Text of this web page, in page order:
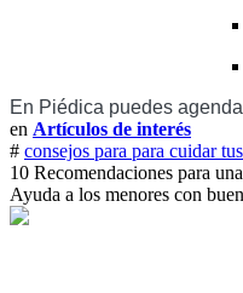
En Piédica puedes
en Artículos de interés
# consejos para para cuidar
10 Recomendaciones para
Ayuda a los menores con